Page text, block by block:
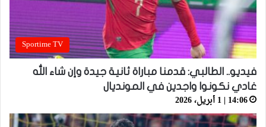
Sportime TV
فيديو.. الطالبي: قدمنا مباراة ثانية جيدة وإن شاء الله
غادي نكونوا واجدين في المونديال
14:06 | 1 أبريل، 2026